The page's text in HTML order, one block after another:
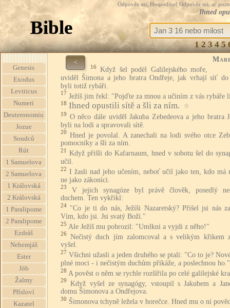
Odpověz mi, Hospodine! Odpověz mi, ať
Ihned
Bible
1 2 3 4 5
Genesis
Exodus
Leviticus
Numeri
Deuteronomiu
Jozue
Soudců
Rút
1 Samuelova
2 Samuelova
1 Královská
2 Královská
1 Paralipome
2 Paralipome
Ezdráš
Nehemjáš
Ester
Jób
Žalmy
Přísloví
Kazatel
<
16
Když šel podél Galilejského moře,
uviděl Šimona a jeho bratra Ondřeje, jak vrhají síť do
byli totiž rybáři.
17 Ježíš jim řekl: "Pojďte za mnou a učiním z vás rybáře
18 Ihned opustili sítě a šli za ním. ☆
19 O něco dále uviděl Jakuba Zebedeova a jeho bratra
byli na lodi a spravovali sítě.
20 Hned je povolal. A zanechali na lodi svého otce
pomocníky a šli za ním.
21
Když přišli do Kafarnaum, hned v sobotu šel do
učil.
22 I žasli nad jeho učením, neboť učil jako ten, kdo má
ne jako zákoníci.
23
V jejich synagóze byl právě člověk, posedlý
duchem. Ten vykřikl:
24 "Co je ti do nás, Ježíši Nazaretský? Přišel jsi nás
Vím, kdo jsi. Jsi svatý Boží."
25 Ale Ježíš mu pohrozil: "Umlkni a vyjdi z něho!"
26
Nečistý duch jím zalomcoval a s velikým křikem
vyšel.
27 Všichni užasli a jeden druhého se ptali: "Co to je?
plné moci - i nečistým duchům přikáže, a poslechnou ho."
28 A pověst o něm se rychle rozšířila po celé galilejské
29
Když vyšel ze synagógy, vstoupil s Jakubem a
domu Šimonova a Ondřejova.
30 Šimonova tchyně ležela v horečce. Hned mu o ní